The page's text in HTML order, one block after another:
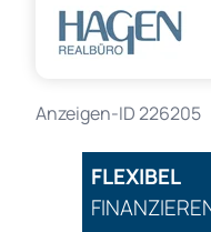
Anzeigen-ID 226205
FLEXIBEL